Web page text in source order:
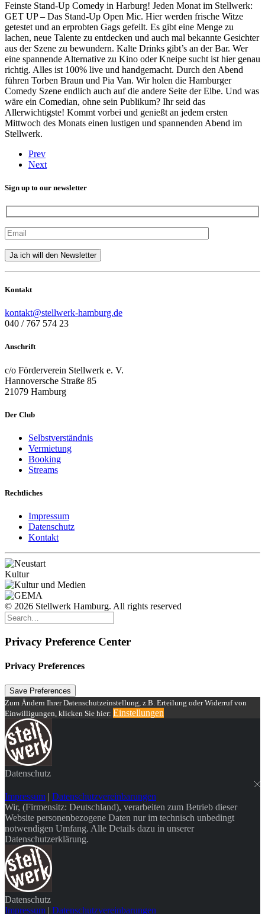
Feinste Stand-Up Comedy in Harburg! Jeden Monat im Stellwerk:
GET UP – Das Stand-Up Open Mic. Hier werden frische Witze
getestet und an erprobten Gags gefeilt. Es gibt eine Menge zu
lachen, neue Talente zu entdecken und auch mal bekannte Gesichter
aus der Szene zu bewundern. Kalte Drinks gibt’s an der Bar. Wer
eine spannende Alternative zu Kino oder Kneipe sucht ist hier genau
richtig. Alles ist 100% live und handgemacht. Durch den Abend
führen Torben Braun und Pia Van. Wir holen die Hamburger
Comedy Szene endlich auch auf die andere Seite der Elbe. Und was
wäre ein Comedian, ohne sein Publikum? Ihr seid das
Allerwichtigste! Kommt vorbei und genießt an jedem ersten
Mittwoch des Monats einen lustigen und spannenden Abend im
Stellwerk.
Prev
Next
Sign up to our newsletter
Kontakt
kontakt@stellwerk-hamburg.de
040 / 767 574 23
Anschrift
c/o Förderverein Stellwerk e. V.
Hannoversche Straße 85
21079 Hamburg
Der Club
Selbstverständnis
Vermietung
Booking
Streams
Rechtliches
Impressum
Datenschutz
Kontakt
© 2026 Stellwerk Hamburg. All rights reserved
Privacy Preference Center
Privacy Preferences
Zum Ändern Ihrer Datenschutzeinstellung, z.B. Erteilung oder Widerruf von
Einwilligungen, klicken Sie hier: Einstellungen
Datenschutz
Impressum | Datenschutzvereinbarungen
Wir, (Firmensitz: Deutschland), verarbeiten zum Betrieb dieser
Website personenbezogene Daten nur im technisch unbedingt
notwendigen Umfang. Alle Details dazu in unserer
Datenschutzerklärung.
Datenschutz
Impressum | Datenschutzvereinbarungen